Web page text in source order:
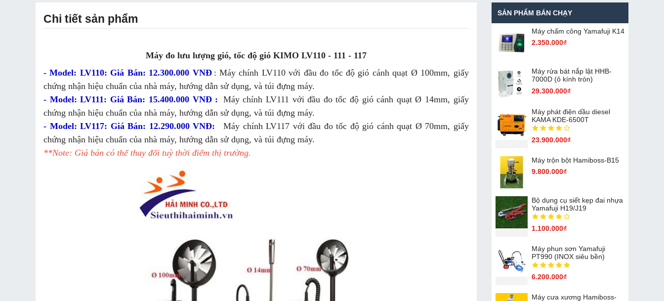
Chi tiết sản phẩm
Máy đo lưu lượng gió, tốc độ gió KIMO LV110 - 111 - 117
- Model: LV110: Giá Bán: 12.300.000 VNĐ : Máy chính LV110 với đầu đo tốc độ gió cánh quạt Ø 100mm, giấy
chứng nhận hiệu chuẩn của nhà máy, hướng dẫn sử dụng, và túi đựng máy.
- Model: LV111: Giá Bán: 15.400.000 VNĐ : Máy chính LV111 với đầu đo tốc độ gió cánh quạt Ø 14mm, giấy
chứng nhận hiệu chuẩn của nhà máy, hướng dẫn sử dụng, và túi đựng máy.
- Model: LV117: Giá Bán: 12.290.000 VNĐ:
Máy chính LV117 với đầu đo tốc độ gió cánh quạt Ø 70mm, giấy
chứng nhận hiệu chuẩn của nhà máy, hướng dẫn sử dụng, và túi đựng máy.
**Note: Giá bán có thể thay đổi tuỳ thời điểm thị trường.
SẢN PHẨM BÁN CHẠY
Máy chấm cô​ng Yamafuji K14
2.350.000₫
Máy rửa bát nắp lật HHB-
7000D (ô kính tròn)
29.300.000₫
Máy phát điện dầu diesel
KAMA KDE-6500T
23.900.000₫
Máy trộn bột Hamiboss-B15
9.800.000₫
Bộ dụng cụ siết kẹp đai nhựa
Yamafuji H19/J19
1.100.000₫
Máy phun sơn Yamafuji
PT990 (INOX siêu bền)
6.200.000₫
Máy cưa xương Hamiboss-